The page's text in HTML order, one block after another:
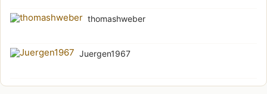
thomashweber
Juergen1967